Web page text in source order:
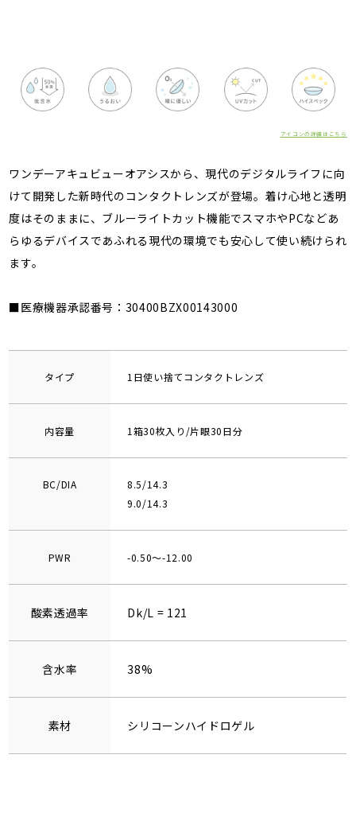
アイコンの詳細はこちら
ワンデーアキュビューオアシスから、現代のデジタルライフに向
けて開発した新時代のコンタクトレンズが登場。着け心地と透明
度はそのままに、ブルーライトカット機能でスマホやPCなどあ
らゆるデバイスであふれる現代の環境でも安心して使い続けられ
ます。
■医療機器承認番号：30400BZX00143000
タイプ 1日使い捨てコンタクトレンズ
内容量 1箱30枚入り/片眼30日分
BC/DIA
8.5/14.3
9.0/14.3
PWR -0.50～-12.00
酸素透過率 Dk/L = 121
含水率 38%
素材 シリコーンハイドロゲル